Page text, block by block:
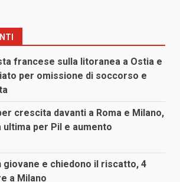
francese sulla litoranea a Ostia e
per omissione di soccorso e
crescita davanti a Roma e Milano,
ultima per Pil e aumento
giovane e chiedono il riscatto, 4
a Milano